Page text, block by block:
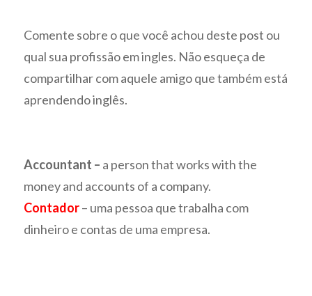
Comente sobre o que você achou deste post ou
qual sua profissão em ingles. Não esqueça de
compartilhar com aquele amigo que também está
aprendendo inglês.
Accountant – a person that works with the
money and accounts of a company.
Contador– uma pessoa que trabalha com
dinheiro e contas de uma empresa.